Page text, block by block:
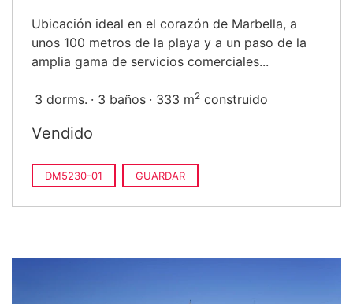
Ubicación ideal en el corazón de Marbella, a
unos 100 metros de la playa y a un paso de la
amplia gama de servicios comerciales...
3 dorms. 3 baños 333 m2 construido
Vendido
DM5230-01 GUARDAR